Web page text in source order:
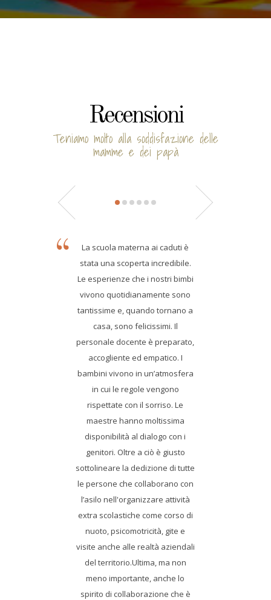
Recensioni
Teniamo molto alla soddisfazione delle
mamme e dei papà
La scuola materna ai caduti è
stata una scoperta incredibile.
Le esperienze che i nostri bimbi
vivono quotidianamente sono
tantissime e, quando tornano a
casa, sono felicissimi. Il
personale docente è preparato,
accogliente ed empatico. I
bambini vivono in un’atmosfera
in cui le regole vengono
rispettate con il sorriso. Le
maestre hanno moltissima
disponibilità al dialogo con i
genitori. Oltre a ciò è giusto
sottolineare la dedizione di tutte
le persone che collaborano con
l’asilo nell'organizzare attività
extra scolastiche come corso di
nuoto, psicomotricità, gite e
visite anche alle realtà aziendali
del territorio.Ultima, ma non
meno importante, anche lo
spirito di collaborazione che è